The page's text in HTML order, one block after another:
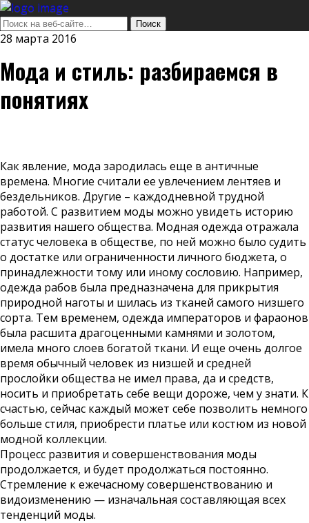
28 марта 2016
Мода и стиль: разбираемся в
понятиях
Как явление, мода зародилась еще в античные
времена. Многие считали ее увлечением лентяев и
бездельников. Другие – каждодневной трудной
работой. С развитием моды можно увидеть историю
развития нашего общества. Модная одежда отражала
статус человека в обществе, по ней можно было судить
о достатке или ограниченности личного бюджета, о
принадлежности тому или иному сословию. Например,
одежда рабов была предназначена для прикрытия
природной наготы и шилась из тканей самого низшего
сорта. Тем временем, одежда императоров и фараонов
была расшита драгоценными камнями и золотом,
имела много слоев богатой ткани. И еще очень долгое
время обычный человек из низшей и средней
прослойки общества не имел права, да и средств,
носить и приобретать себе вещи дороже, чем у знати. К
счастью, сейчас каждый может себе позволить немного
больше стиля, приобрести платье или костюм из новой
модной коллекции.
Процесс развития и совершенствования моды
продолжается, и будет продолжаться постоянно.
Стремление к ежечасному совершенствованию и
видоизменению — изначальная составляющая всех
тенденций моды.